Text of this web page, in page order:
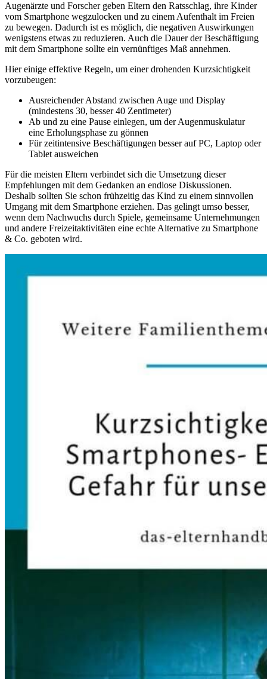
Augenärzte und Forscher geben Eltern den Ratsschlag, ihre Kinder
vom Smartphone wegzulocken und zu einem Aufenthalt im Freien
zu bewegen. Dadurch ist es möglich, die negativen Auswirkungen
wenigstens etwas zu reduzieren. Auch die Dauer der Beschäftigung
mit dem Smartphone sollte ein vernünftiges Maß annehmen.
Hier einige effektive Regeln, um einer drohenden Kurzsichtigkeit
vorzubeugen:
Ausreichender Abstand zwischen Auge und Display
(mindestens 30, besser 40 Zentimeter)
Ab und zu eine Pause einlegen, um der Augenmuskulatur
eine Erholungsphase zu gönnen
Für zeitintensive Beschäftigungen besser auf PC, Laptop oder
Tablet ausweichen
Für die meisten Eltern verbindet sich die Umsetzung dieser
Empfehlungen mit dem Gedanken an endlose Diskussionen.
Deshalb sollten Sie schon frühzeitig das Kind zu einem sinnvollen
Umgang mit dem Smartphone erziehen. Das gelingt umso besser,
wenn dem Nachwuchs durch Spiele, gemeinsame Unternehmungen
und andere Freizeitaktivitäten eine echte Alternative zu Smartphone
& Co. geboten wird.